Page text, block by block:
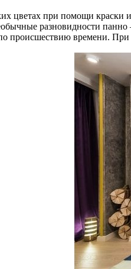
цветах при помощи краски
разновидности
происшествию времени.